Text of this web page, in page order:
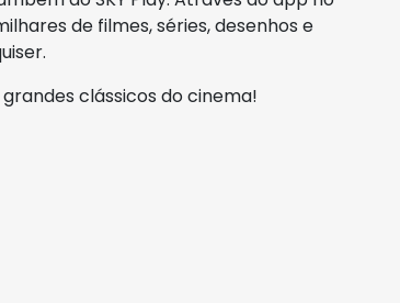
de filmes, séries, desenhos e
clássicos do cinema!